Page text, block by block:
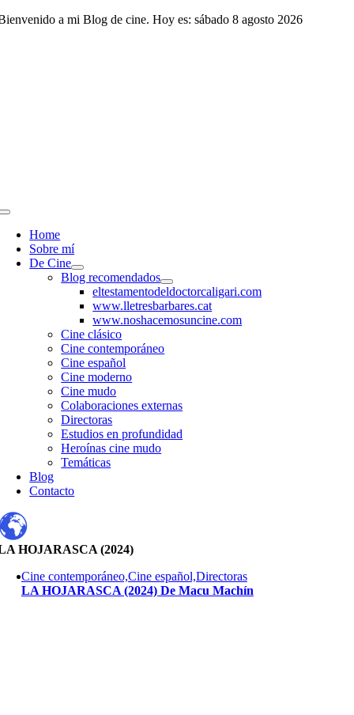
Saltar
a mi Blog de cine. Hoy es: sábado 8 agosto 2026
Toggle
NavigationHome
Sobre mí
De Cine
Blog recomendados
eltestamentodeldoctorcaligari.com
www.lletresbarbares.cat
www.noshacemosuncine.com
Cine clásico
Cine contemporáneo
Cine español
Cine moderno
Cine mudo
Colaboraciones externas
Directoras
Estudios en profundidad
Heroínas cine mudo
Temáticas
Blog
Contacto
HOJARASCA (2024)
Cine contemporáneo,Cine español,Directoras
LA HOJARASCA (2024) De Macu Machín